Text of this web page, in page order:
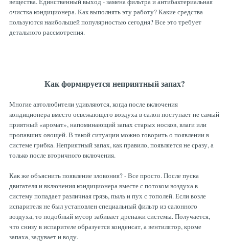
очистка кондиционера. Как выполнять эту работу? Какие средства
пользуются наибольшей популярностью сегодня? Все это требует
детального рассмотрения.
Как формируется неприятный запах?
Многие автолюбители удивляются, когда после включения
кондиционера вместо освежающего воздуха в салон поступает не самый
приятный «аромат», напоминающий запах старых носков, влаги или
пропавших овощей. В такой ситуации можно говорить о появлении в
системе грибка. Неприятный запах, как правило, появляется не сразу, а
только после вторичного включения.
Как же объяснить появление зловония? - Все просто. После пуска
двигателя и включения кондиционера вместе с потоком воздуха в
систему попадает различная грязь, пыль и пух с тополей. Если возле
испарителя не был установлен специальный фильтр из салонного
воздуха, то подобный мусор забивает дренажи системы. Получается,
что снизу в испарителе образуется конденсат, а вентилятор, кроме
запаха, задувает и воду.